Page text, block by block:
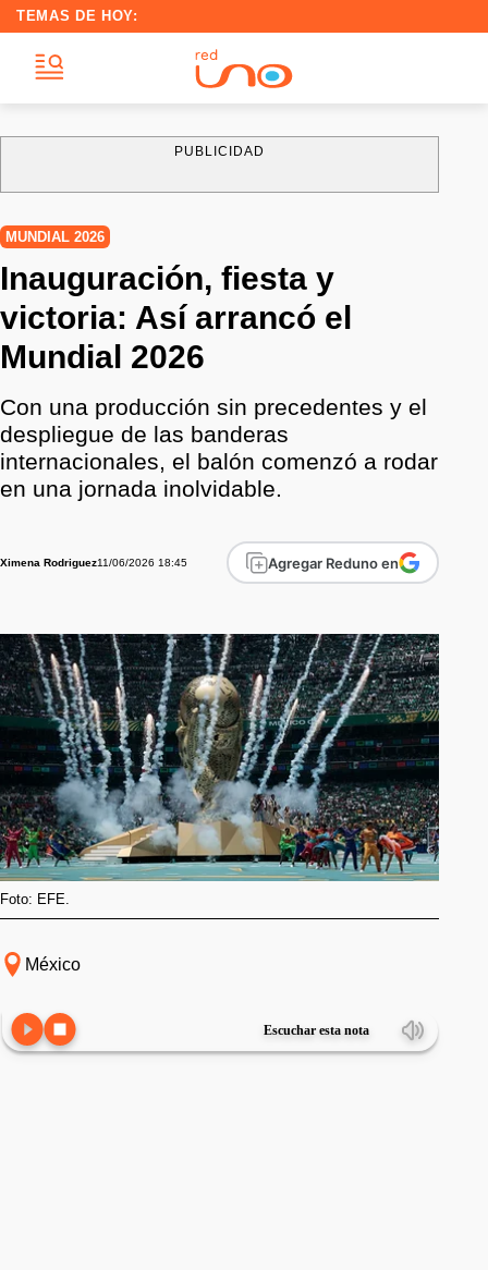
TEMAS DE HOY:
PUBLICIDAD
MUNDIAL 2026
Inauguración, fiesta y
victoria: Así arrancó el
Mundial 2026
Con una producción sin precedentes y el
despliegue de las banderas
internacionales, el balón comenzó a rodar
en una jornada inolvidable.
Ximena Rodriguez11/06/2026 18:45 Agregar Reduno en
Foto: EFE.
México
Escuchar esta nota